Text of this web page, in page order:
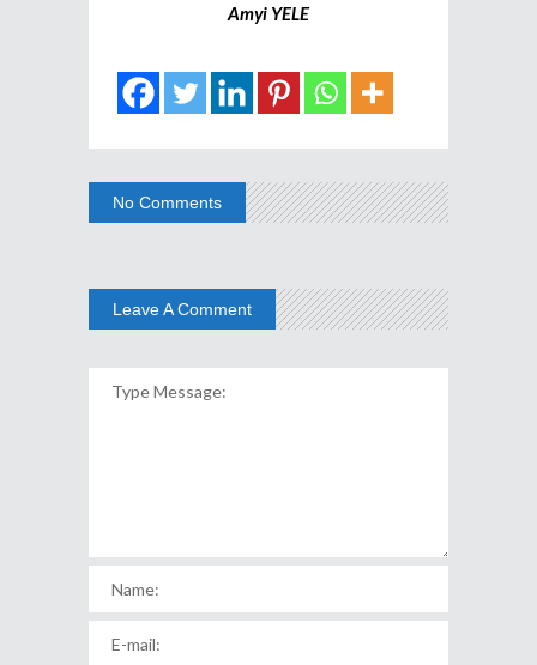
Amyi YELE
No Comments
Leave A Comment